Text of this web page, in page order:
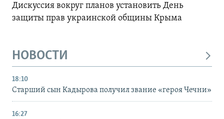
Дискуссия вокруг планов установить День
защиты прав украинской общины Крыма
НОВОСТИ
18:10
Старший сын Кадырова получил звание «героя Чечни»
16:27